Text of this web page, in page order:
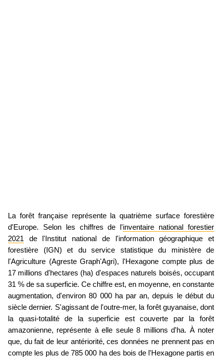
La forêt française représente la quatrième surface forestière
d'Europe. Selon les chiffres de l'inventaire national forestier
2021
de l'Institut national de l'information géographique et
forestière (IGN) et du service statistique du ministère de
l'Agriculture (Agreste Graph'Agri), l'Hexagone compte plus de
17 millions d'hectares (ha) d'espaces naturels boisés, occupant
31 % de sa superficie. Ce chiffre est, en moyenne, en constante
augmentation, d'environ 80 000 ha par an, depuis le début du
siècle dernier. S'agissant de l'outre-mer, la forêt guyanaise, dont
la quasi-totalité de la superficie est couverte par la forêt
amazonienne, représente à elle seule 8 millions d'ha. À noter
que, du fait de leur antériorité, ces données ne prennent pas en
compte les plus de 785 000 ha des bois de l'Hexagone partis en